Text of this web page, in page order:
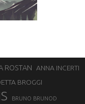
ROSTAN ANNA INCERTI
BROGGI
BRUNO BRUNOD